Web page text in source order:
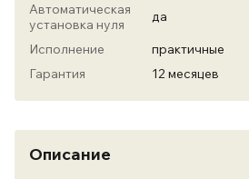
Автоматическая
установка нуля
да
Исполнение
практичные
Гарантия
12 месяцев
Описание